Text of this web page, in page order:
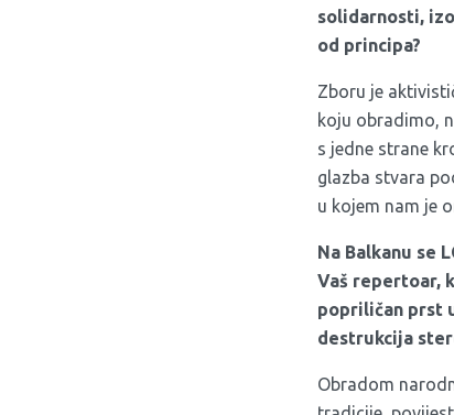
solidarnosti,
od principa?
Zboru je
koju obradimo,
s jedne strane
glazba stvara
u kojem nam je
Na Balkanu se
Vaš repertoar,
popriličan prst
destrukcija
Obradom